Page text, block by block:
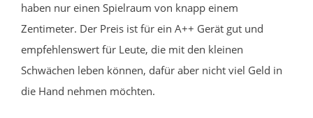
haben nur einen Spielraum von knapp einem
Zentimeter. Der Preis ist für ein A++ Gerät gut und
empfehlenswert für Leute, die mit den kleinen
Schwächen leben können, dafür aber nicht viel Geld in
die Hand nehmen möchten.